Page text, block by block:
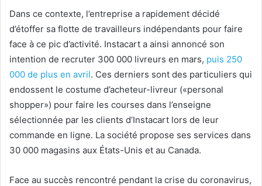
Dans ce contexte, l’entreprise a rapidement décidé
d’étoffer sa flotte de travailleurs indépendants pour faire
face à ce pic d’activité. Instacart a ainsi annoncé son
intention de recruter 300 000 livreurs en mars, puis 250
000 de plus en avril. Ces derniers sont des particuliers qui
endossent le costume d’acheteur-livreur («personal
shopper») pour faire les courses dans l’enseigne
sélectionnée par les clients d’Instacart lors de leur
commande en ligne. La société propose ses services dans
30 000 magasins aux États-Unis et au Canada.
Face au succès rencontré pendant la crise du coronavirus,